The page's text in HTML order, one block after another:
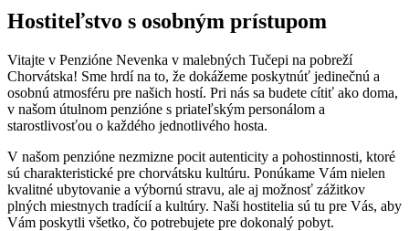
Hostiteľstvo s osobným prístupom
Vitajte v Penzióne Nevenka v malebných Tučepi na pobreží
Chorvátska! Sme hrdí na to, že dokážeme poskytnúť jedinečnú a
osobnú atmosféru pre našich hostí. Pri nás sa budete cítiť ako doma,
v našom útulnom penzióne s priateľským personálom a
starostlivosťou o každého jednotlivého hosta.
V našom penzióne nezmizne pocit autenticity a pohostinnosti, ktoré
sú charakteristické pre chorvátsku kultúru. Ponúkame Vám nielen
kvalitné ubytovanie a výbornú stravu, ale aj možnosť zážitkov
plných miestnych tradícií a kultúry. Naši hostitelia sú tu pre Vás, aby
Vám poskytli všetko, čo potrebujete pre dokonalý pobyt.